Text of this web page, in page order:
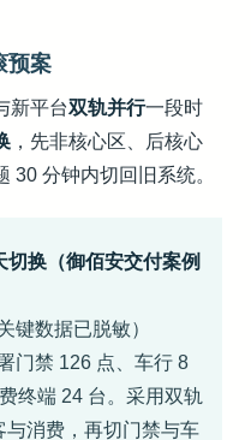
预案
新平台双轨并行一段时
，先非核心区、后核心
30 分钟内切回旧系统。
换（御佰安交付案例
键数据已脱敏）
门禁 126 点、车行 8
终端 24 台。采用双轨
消费，再切门禁与车